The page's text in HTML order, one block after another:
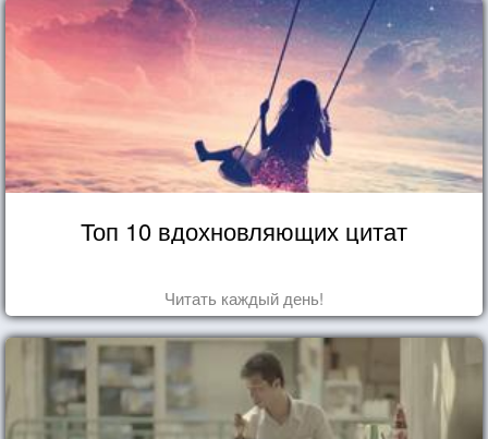
Топ 10 вдохновляющих цитат
Читать каждый день!